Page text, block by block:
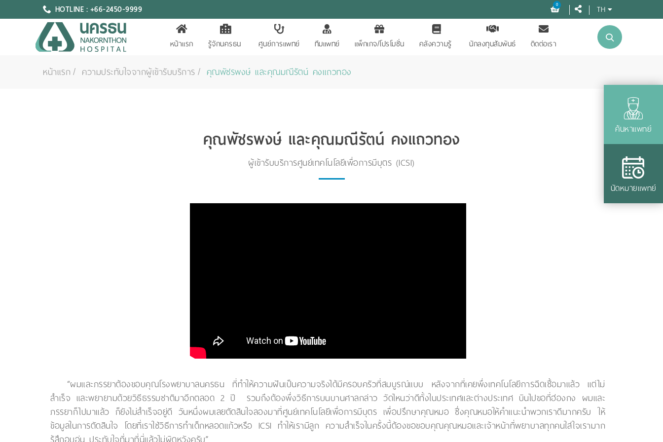
HOTLINE : +66-2450-9999 0 TH
หน้าแรก รู้จักนครธน ศูนย์การแพทย์ ทีมแพทย์ แพ็กเกจ/โปรโมชั่น คลังความรู้ นักลงทุนสัมพันธ์ ติดต่อเรา
ค้นหาแพทย์
นัดหมายแพทย์
หน้าแรก ความประทับใจจากผู้เข้ารับบริการ คุณพัชรพงษ์ และคุณมณีรัตน์ คงแถวทอง
คุณพัชรพงษ์ และคุณมณีรัตน์ คงแถวทอง
ผู้เข้ารับบริการศูนย์เทคโนโลยีเพื่อการมีบุตร (ICSI)
“ผมและภรรยาต้องขอบคุณโรงพยาบาลนครธน ที่ทำให้ความฝันเป็นความจริงได้มีครอบครัวที่สมบูรณ์แบบ หลังจากที่เคยพึ่งเทคโนโลยีการฉีดเชื้อมาแล้ว แต่ไม่
สำเร็จ และพยายามด้วยวิธีธรรมชาติมาอีกตลอด 2 ปี รวมถึงต้องพึ่งวิธีการบนบานศาลกล่าว วัดไหนว่าดีทั้งในประเทศและต่างประเทศ บินไปขอที่ฮ่องกง ผมและ
ภรรยาก็ไปมาแล้ว ก็ยังไม่สำเร็จอยู่ดี วันหนึ่งผมเลยตัดสินใจลองมาที่ศูนย์เทคโนโลยีเพื่อการมีบุตร เพื่อปรึกษาคุณหมอ ซึ่งคุณหมอให้คำแนะนำพวกเราดีมากครับ ให้
ข้อมูลในการตัดสินใจ โดยที่เราใช้วิธีการทำเด็กหลอดแก้วหรือ ICSI ทำให้เรามีลูก ความสำเร็จในครั้งนี้ต้องขอขอบคุณคุณหมอและเจ้าหน้าที่พยาบาลทุกคนใส่ใจเรามาก